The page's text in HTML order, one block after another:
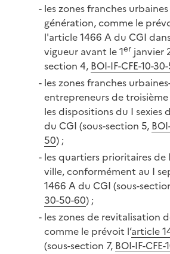
les zones franches
génération, comme le
l'article 1466 A du CGI
vigueur avant le 1erjanvier
section 4, BOI-IF-CFE-10-
les zones franches
entrepreneurs de
les dispositions du I sexies
du CGI (sous-section 5,
50) ;
les quartiers prioritaires
ville, conformément au I
1466 A du CGI (sous-
30-50-60) ;
les zones de revitalisation
comme le prévoit l’article
(sous-section 7, BOI-IF-